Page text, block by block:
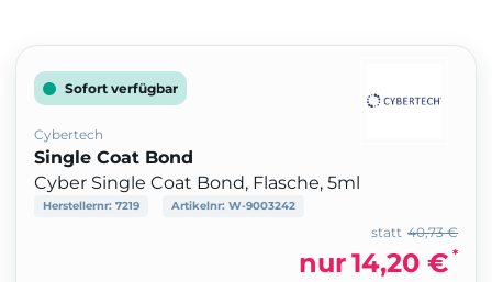
Sofort verfügbar
Cybertech
Single Coat Bond
Cyber Single Coat Bond, Flasche, 5ml
Herstellernr: 7219 Artikelnr: W-9003242
40,73 €
statt
nur14,20 € *